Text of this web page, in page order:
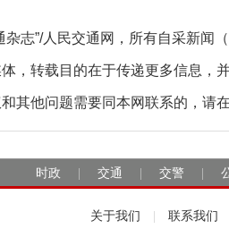
杂志”/人民交通网，所有自采新
，转载目的在于传递更多信息，
其他问题需要同本网联系的，请
时政 交通 交警
关于我们 联系我们